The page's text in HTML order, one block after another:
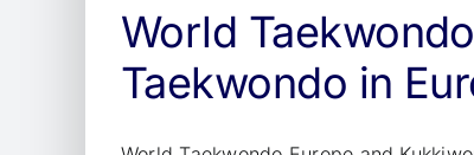
World
Taekwondo in